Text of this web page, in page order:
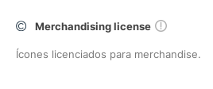
Merchandising license
Ícones licenciados para merchandise.